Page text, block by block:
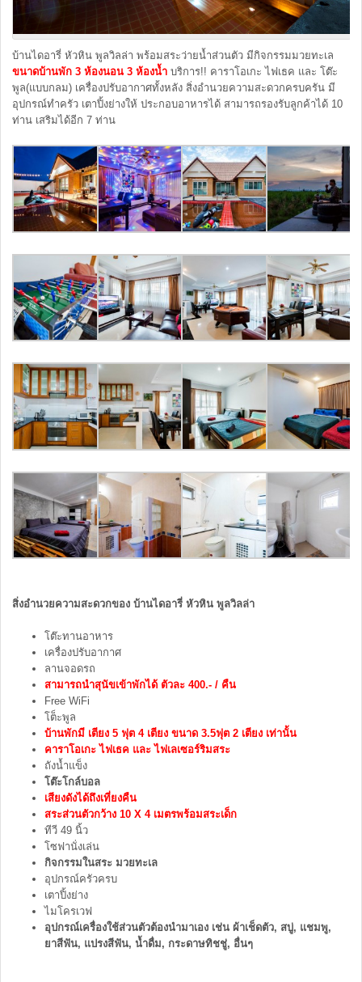
บ้านไดอารี่ หัวหิน พูลวิลล่า พร้อมสระว่ายน้ำส่วนตัว มีกิจกรรมมวยทะเล
ขนาดบ้านพัก 3 ห้องนอน 3 ห้องน้ บริการ!! คาราโอเกะ ไฟเธค และ โต๊ะ
พูล(แบบกลม) เครื่องปรับอากาศทั้งหลัง สิ่งอำนวยความสะดวกครบครัน มี
อุปกรณ์ทำครัว เตาปิ้งย่างให้ ประกอบอาหารได้ สามารถรองรับลูกค้าได้ 10
ท่าน เสริมได้อีก 7 ท่าน
สิ่งอำนวยความสะดวกของ บ้านไดอารี่ หัวหิน พูลวิลล่า
โต๊ะทานอาหาร
เครื่องปรับอากาศ
ลานจอดรถ
สามารถนำสุนัขเข้าพักได้ ตัวละ 400.- / คืน
Free WiFi
โต็ะพูล
บ้านพักมี เตียง 5 ฟุต 4 เตียง ขนาด 3.5ฟุต 2 เตียง เท่านั้น
คาราโอเกะ ไฟเธค และ ไฟเลเซอร์ริมสระ
ถังน้ำแข็ง
โต๊ะโกล์บอล
เสียงดังได้ถึงเที่ยงคืน
สระส่วนตัวกว้าง 10 X 4 เมตรพร้อมสระเด็ก
ทีวี 49 นิ้ว
โซฟานั่งเล่น
กิจกรรมในสระ มวยทะเล
อุปกรณ์ครัวครบ
เตาปิ้งย่าง
ไมโครเวฟ
อุปกรณ์เครื่องใช้ส่วนตัวต้องนำมาเอง เช่น ผ้าเช็ดตัว, สบู่, แชมพู,
ยาสีฟัน, แปรงสีฟัน, น้ำดื่ม, กระดาษทิชชู่, อื่นๆ